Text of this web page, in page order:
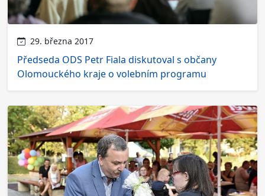
29. března 2017
Předseda ODS Petr Fiala diskutoval s občany
Olomouckého kraje o volebním programu